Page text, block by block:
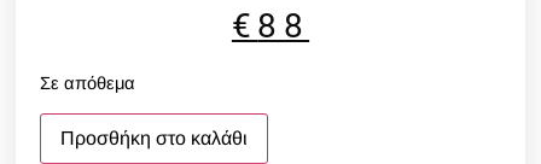
€ 88
Σε απόθεμα
Προσθήκη στο καλάθι